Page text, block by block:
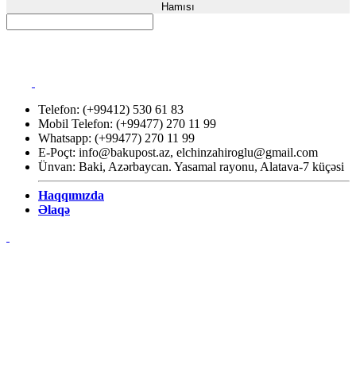
Hamısı
Telefon: (+99412) 530 61 83
Mobil Telefon: (+99477) 270 11 99
Whatsapp: (+99477) 270 11 99
E-Poçt: info@bakupost.az, elchinzahiroglu@gmail.com
Ünvan: Baki, Azərbaycan. Yasamal rayonu, Alatava-7 küçəsi
Haqqımızda
Əlaqə